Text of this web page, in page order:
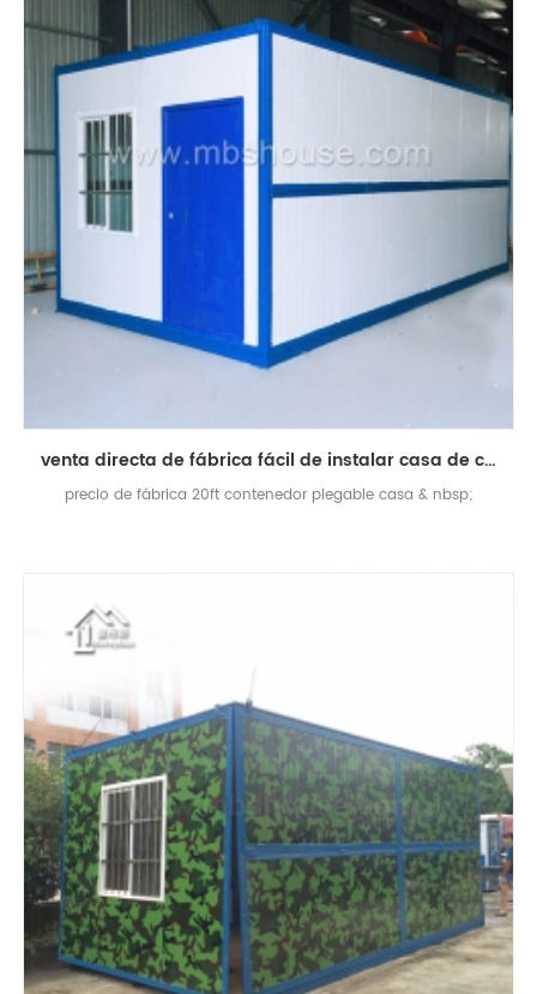
venta directa de fábrica fácil de instalar casa de contenedor plegable de 20 pies
precio de fábrica 20ft contenedor plegable casa & nbsp;